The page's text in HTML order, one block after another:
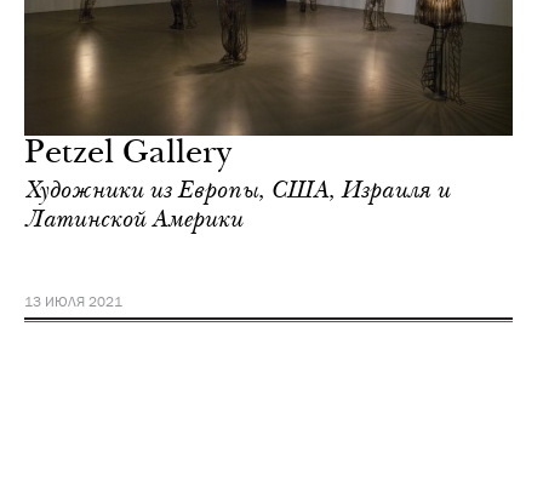
Petzel Gallery
Художники из Европы, США, Израиля и
Латинской Америки
13 ИЮЛЯ 2021